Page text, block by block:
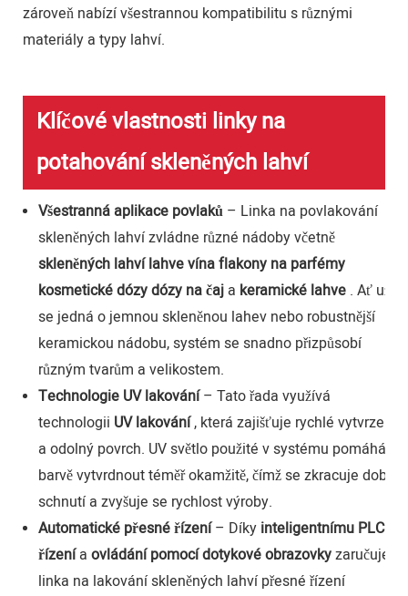
zároveň nabízí všestrannou kompatibilitu s různými
materiály a typy lahví.
Klíčové vlastnosti linky na
potahování skleněných lahví
Všestranná aplikace povlaků– Linka na povlakování
skleněných lahví zvládne různé nádoby včetně
skleněných lahví lahve vínaflakony na parfémy
kosmetické dózydózy na čaja keramické lahve. Ať už
se jedná o jemnou skleněnou lahev nebo robustnější
keramickou nádobu, systém se snadno přizpůsobí
různým tvarům a velikostem.
Technologie UV lakování– Tato řada využívá
technologii UV lakování, která zajišťuje rychlé vytvrzení
a odolný povrch. UV světlo použité v systému pomáhá
barvě vytvrdnout téměř okamžitě, čímž se zkracuje doba
schnutí a zvyšuje se rychlost výroby.
Automatické přesné řízení– Díky inteligentnímu PLC
řízenía ovládání pomocí dotykové obrazovkyzaručuje
linka na lakování skleněných lahví přesné řízení